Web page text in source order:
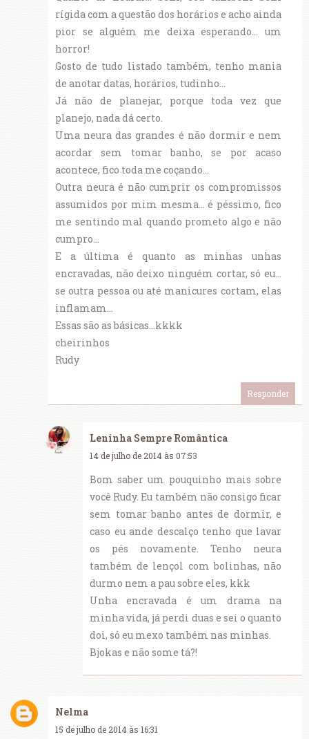
rígida com a questão dos horários e acho ainda
pior se alguém me deixa esperando... um
horror!
Gosto de tudo listado também, tenho mania
de anotar datas, horários, tudinho...
Já não de planejar, porque toda vez que
planejo, nada dá certo.
Uma neura das grandes é não dormir e nem
acordar sem tomar banho, se por acaso
acontece, fico toda me coçando...
Outra neura é não cumprir os compromissos
assumidos por mim mesma... é péssimo, fico
me sentindo mal quando prometo algo e não
cumpro...
E a última é quanto as minhas unhas
encravadas, não deixo ninguém cortar, só eu...
se outra pessoa ou até manicures cortam, elas
inflamam...
Essas são as básicas...kkkk
cheirinhos
Rudy
Responder
Leninha Sempre Romântica
14 de julho de 2014 às 07:53
Bom saber um pouquinho mais sobre
você Rudy. Eu também não consigo ficar
sem tomar banho antes de dormir, e
caso eu ande descalço tenho que lavar
os pés novamente. Tenho neura
também de lençol com bolinhas, não
durmo nem a pau sobre eles, kkk
Unha encravada é um drama na
minha vida, já perdi duas e sei o quanto
doi, só eu mexo também nas minhas.
Bjokas e não some tá?!
Nelma
15 de julho de 2014 às 16:31